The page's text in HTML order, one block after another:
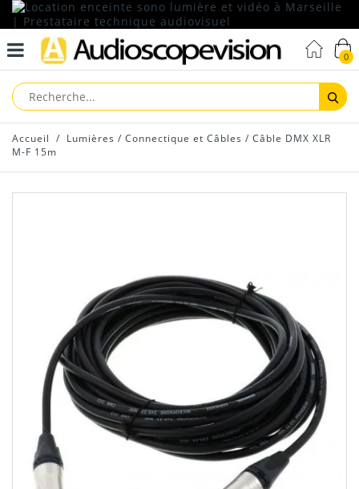
0
Accueil / Lumières / Connectique et Câbles / Câble DMX XLR
M-F 15m